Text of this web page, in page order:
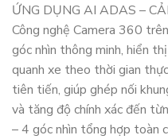
ỨNG DỤNG AI ADAS –
Công nghệ Camera 360
góc nhìn thông minh, hiển
quanh xe theo thời gian
tiên tiến, giúp ghép nối
và tăng độ chính xác đến
– 4 góc nhìn tổng hợp toàn